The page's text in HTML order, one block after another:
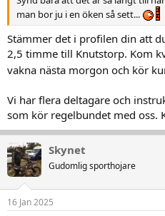
man bor ju i en öken så sett...
Stämmer det i profilen din att
2,5 timme till Knutstorp. Kom
vakna nästa morgon och kör
Vi har flera deltagare och
som kör regelbundet med oss.
Skynet
Gudomlig sporthojare
16 Jan 2025